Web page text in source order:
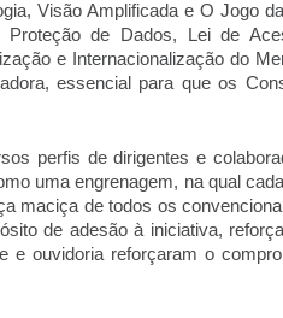
Visão Amplificada e O Jogo
Proteção de Dados, Lei de
e Internacionalização do
essencial para que os
perfis de dirigentes e
uma engrenagem, na qual
maciça de todos os
de adesão à iniciativa,
e ouvidoria reforçaram o